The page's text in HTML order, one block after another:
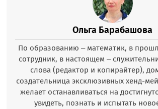
Ольга Барабашова
По образованию – математик, в
сотрудник, в настоящем –
слова (редактор и копирайтер),
создательница эксклюзивных хенд-
желает останавливаться на
увидеть, познать и испытать